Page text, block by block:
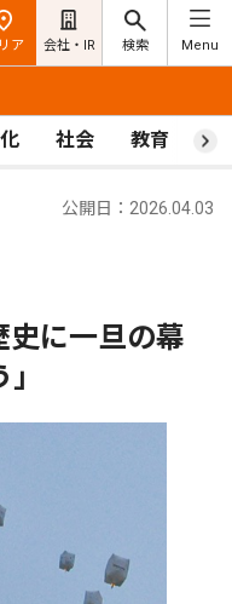
ア 会社・IR 検索 Menu
社会 教育 ス
公開日：2026.04.03
史に一旦の幕
｣